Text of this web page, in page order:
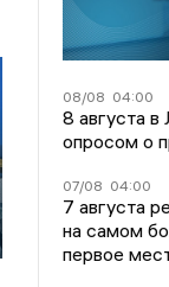
08/08 04:00
8 августа
опросом о
07/08 04:00
7 августа
на самом
первое